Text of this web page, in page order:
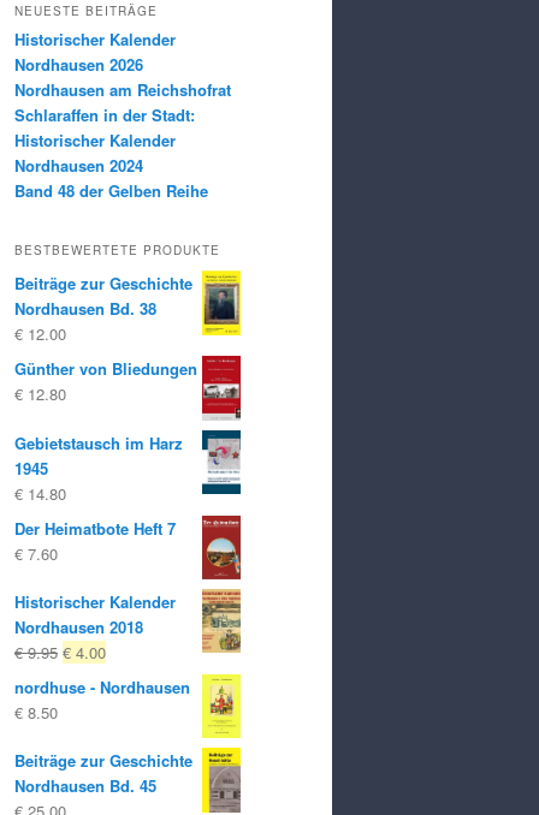
NEUESTE BEITRÄGE
Historischer Kalender
Nordhausen 2026
Nordhausen am Reichshofrat
Schlaraffen in der Stadt:
Historischer Kalender
Nordhausen 2024
Band 48 der Gelben Reihe
BESTBEWERTETE PRODUKTE
Beiträge zur Geschichte
Nordhausen Bd. 38
€ 12.00
Günther von Bliedungen
€ 12.80
Gebietstausch im Harz
1945
€ 14.80
Der Heimatbote Heft 7
€ 7.60
Historischer Kalender
Nordhausen 2018
€9.95 Ursprünglicher
war:
€ 4.00Aktueller
Preis
ist:
nordhuse - Nordhausen
€ 8.50
Beiträge zur Geschichte
Nordhausen Bd. 45